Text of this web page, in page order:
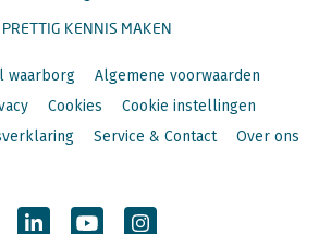
PRETTIG KENNIS MAKEN
waarborg
Algemene voorwaarden
Cookies
Cookie instellingen
Service & Contact Over ons